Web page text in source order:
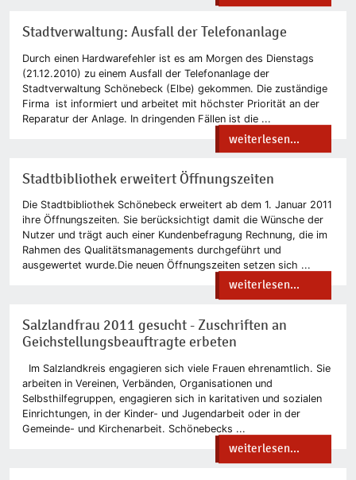
Stadtverwaltung: Ausfall der Telefonanlage
Durch einen Hardwarefehler ist es am Morgen des Dienstags
(21.12.2010) zu einem Ausfall der Telefonanlage der
Stadtverwaltung Schönebeck (Elbe) gekommen. Die zuständige
Firma ist informiert und arbeitet mit höchster Priorität an der
Reparatur der Anlage. In dringenden Fällen ist die ...
weiterlesen...
Stadtbibliothek erweitert Öffnungszeiten
Die Stadtbibliothek Schönebeck erweitert ab dem 1. Januar 2011
ihre Öffnungszeiten. Sie berücksichtigt damit die Wünsche der
Nutzer und trägt auch einer Kundenbefragung Rechnung, die im
Rahmen des Qualitätsmanagements durchgeführt und
ausgewertet wurde.Die neuen Öffnungszeiten setzen sich ...
weiterlesen...
Salzlandfrau 2011 gesucht - Zuschriften an
Geichstellungsbeauftragte erbeten
Im Salzlandkreis engagieren sich viele Frauen ehrenamtlich. Sie
arbeiten in Vereinen, Verbänden, Organisationen und
Selbsthilfegruppen, engagieren sich in karitativen und sozialen
Einrichtungen, in der Kinder- und Jugendarbeit oder in der
Gemeinde- und Kirchenarbeit. Schönebecks ...
weiterlesen...